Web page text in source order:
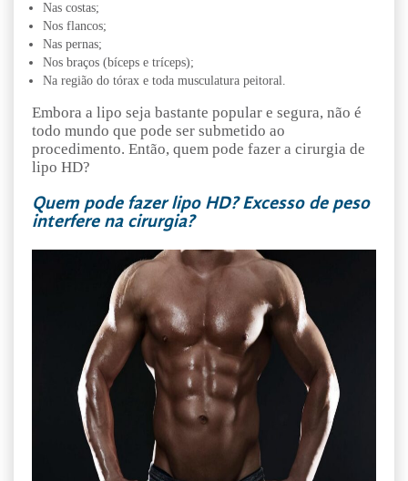
Nas costas;
Nos flancos;
Nas pernas;
Nos braços (bíceps e tríceps);
Na região do tórax e toda musculatura peitoral.
Embora a lipo seja bastante popular e segura, não é
todo mundo que pode ser submetido ao
procedimento. Então, quem pode fazer a cirurgia de
lipo HD?
Quem pode fazer lipo HD? Excesso de peso
interfere na cirurgia?